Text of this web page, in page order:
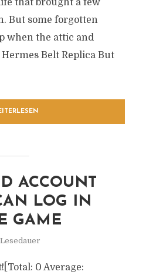
that brought a few
But some forgotten
when the attic and
Belt Replica But
ACCOUNT
LOG IN
GAME
0 Average: